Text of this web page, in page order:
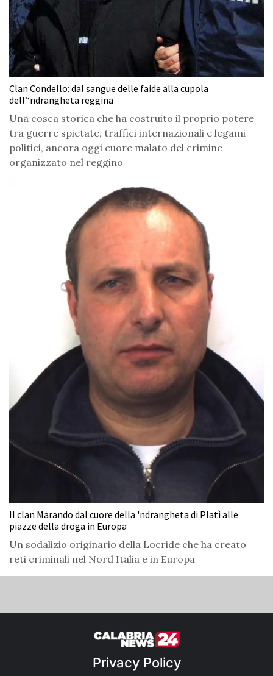
Clan Condello: dal sangue delle faide alla cupola
dell’‘ndrangheta reggina
Una cosca storica che ha costruito il proprio potere
tra guerre spietate, traffici internazionali e legami
politici, ancora oggi cuore malato del crimine
organizzato nel reggino
Il clan Marando dal cuore della 'ndrangheta di Platì alle
piazze della droga in Europa
Un sodalizio originario della Locride che ha creato
reti criminali nel Nord Italia e in Europa
Privacy Policy